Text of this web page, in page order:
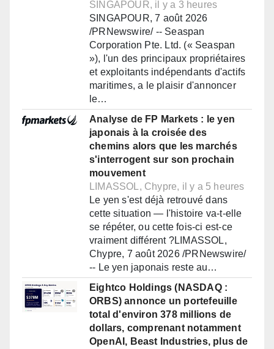
SINGAPOUR, il y a 3 heures
SINGAPOUR, 7 août 2026
/PRNewswire/ -- Seaspan
Corporation Pte. Ltd. (« Seaspan
»), l'un des principaux propriétaires
et exploitants indépendants d'actifs
maritimes, a le plaisir d'annoncer
le…
Analyse de FP Markets : le yen
japonais à la croisée des
chemins alors que les marchés
s'interrogent sur son prochain
mouvement
LIMASSOL, Chypre, il y a 5 heures
Le yen s'est déjà retrouvé dans
cette situation — l'histoire va-t-elle
se répéter, ou cette fois-ci est-ce
vraiment différent ?LIMASSOL,
Chypre, 7 août 2026 /PRNewswire/
-- Le yen japonais reste au…
Eightco Holdings (NASDAQ :
ORBS) annonce un portefeuille
total d'environ 378 millions de
dollars, comprenant notamment
OpenAI, Beast Industries, plus de